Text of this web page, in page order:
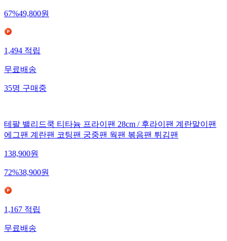
67%49,800원
1,494 적립
무료배송
35명 구매중
테팔 밸리드쿡 티타늄 프라이팬 28cm / 후라이팬 계란말이팬
에그팬 계란팬 코팅팬 궁중팬 웍팬 볶음팬 튀김팬
138,900원
72%38,900원
1,167 적립
무료배송